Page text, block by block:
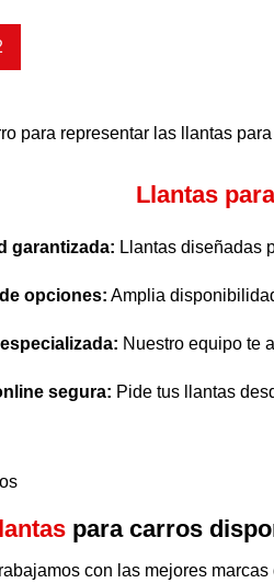
Llantas
garantizada: Llantas diseñadas
opciones: Amplia
Nuestro equipo te
segura: Pide tus llantas
para carros
con las mejores